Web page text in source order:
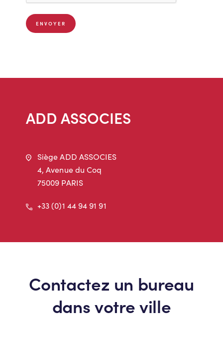
ENVOYER
ADD ASSOCIES
Adresse
Siège ADD ASSOCIES
4, Avenue du Coq
75009 PARIS
Téléphone
+33 (0)1 44 94 91 91
Contactez un bureau
dans votre ville